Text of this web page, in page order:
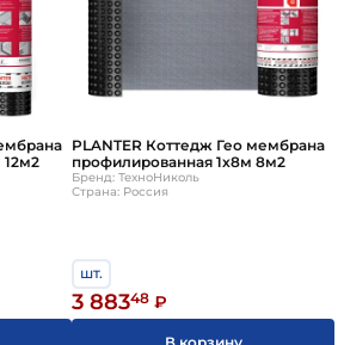
12м2
PLANTER Коттедж Гео мембрана
профилированная 1х8м 8м2
Бренд: ТехноНиколь
Страна: Россия
шт.
3 88348 ₽